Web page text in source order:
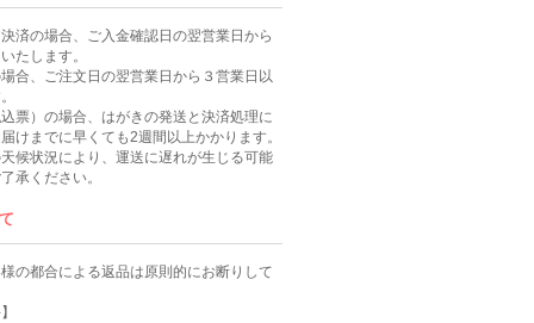
済の場合、ご入金確認日の翌営業日から
たします。
合、ご注文日の翌営業日から３営業日以
票）の場合、はがきの発送と決済処理に
けまでに早くても2週間以上かかります。
候状況により、運送に遅れが生じる可能
承ください。
の都合による返品は原則的にお断りして